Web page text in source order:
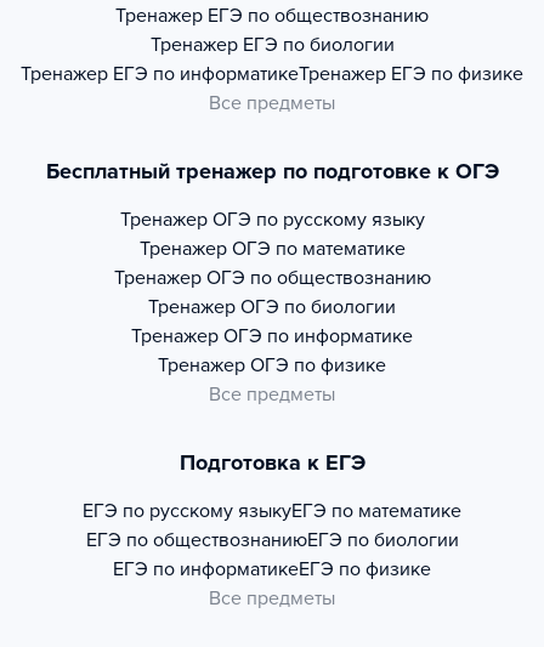
Тренажер ЕГЭ по обществознанию
Тренажер ЕГЭ по биологии
Тренажер ЕГЭ по информатикеТренажер ЕГЭ по физике
Все предметы
Бесплатный тренажер по подготовке к ОГЭ
Тренажер ОГЭ по русскому языку
Тренажер ОГЭ по математике
Тренажер ОГЭ по обществознанию
Тренажер ОГЭ по биологии
Тренажер ОГЭ по информатике
Тренажер ОГЭ по физике
Все предметы
Подготовка к ЕГЭ
ЕГЭ по русскому языкуЕГЭ по математике
ЕГЭ по обществознаниюЕГЭ по биологии
ЕГЭ по информатикеЕГЭ по физике
Все предметы